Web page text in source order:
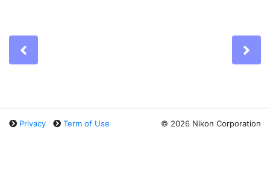
Privacy Term of Use © 2026 Nikon Corporation